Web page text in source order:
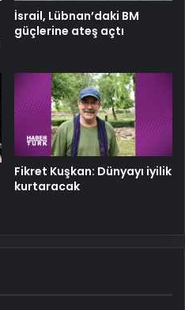
İsrail, Lübnan’daki BM
güçlerine ateş açtı
Fikret Kuşkan: Dünyayı iyilik
kurtaracak